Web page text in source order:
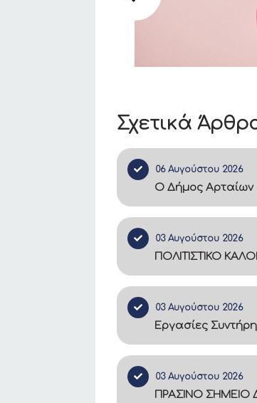
Σχετικά
06 Αυγούστου 2026
Ο Δήμος Αρταίων
03 Αυγούστου 2026
ΠΟΛΙΤΙΣΤΙΚΟ
03 Αυγούστου 2026
Εργασίες
03 Αυγούστου 2026
ΠΡΑΣΙΝΟ ΣΗΜΕΙΟ